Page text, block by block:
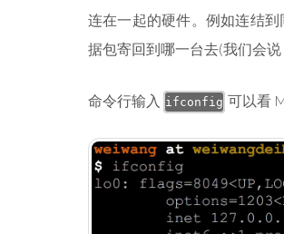
连在一起的硬件。例如连结
据包寄回到哪一台去(我们会说
命令行输入 ifconfig 可以看